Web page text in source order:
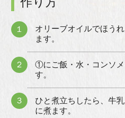
１
オリーブオイルでほう
ます。
２
①にご飯・水・コンソメ
す。
３
ひと煮立ちしたら、牛
に煮ます。